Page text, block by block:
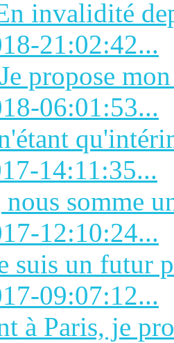
invalidité
21:02:42...
propose
06:01:53...
14:11:35...
somme
12:10:24...
suis un futur
09:07:12...
à Paris, je